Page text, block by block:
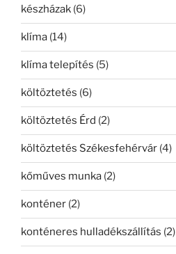
készházak (6)
klíma (14)
klíma telepítés (5)
költöztetés (6)
költöztetés Érd (2)
költöztetés Székesfehérvár (4)
kőműves munka (2)
konténer (2)
konténeres hulladékszállítás (2)